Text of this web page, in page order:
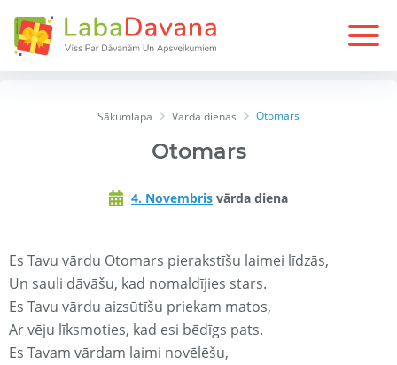
Sākumlapa Varda dienas Otomars
Otomars
4. Novembris vārda diena
Es Tavu vārdu Otomars pierakstīšu laimei līdzās,
Un sauli dāvāšu, kad nomaldījies stars.
Es Tavu vārdu aizsūtīšu priekam matos,
Ar vēju līksmoties, kad esi bēdīgs pats.
Es Tavam vārdam laimi novēlēšu,